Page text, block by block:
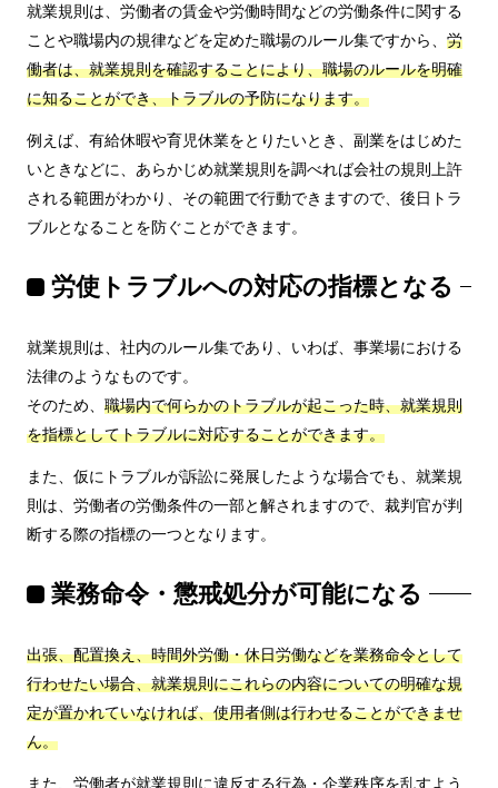
就業規則は、労働者の賃金や労働時間などの労働条件に関する
ことや職場内の規律などを定めた職場のルール集ですから、 労
働者は、就業規則を確認することにより、職場のルールを明確
に知ることができ、トラブルの予防になります。
例えば、有給休暇や育児休業をとりたいとき、副業をはじめた
いときなどに、あらかじめ就業規則を調べれば会社の規則上許
される範囲がわかり、その範囲で行動できますので、後日トラ
ブルとなることを防ぐことができます。
労使トラブルへの対応の指標となる
就業規則は、社内のルール集であり、いわば、事業場における
法律のようなものです。
そのため、 職場内で何らかのトラブルが起こった時、就業規則
を指標としてトラブルに対応することができます。
また、仮にトラブルが訴訟に発展したような場合でも、就業規
則は、労働者の労働条件の一部と解されますので、裁判官が判
断する際の指標の一つとなります。
業務命令・懲戒処分が可能になる
出張、配置換え、時間外労働・休日労働などを業務命令として
行わせたい場合、就業規則にこれらの内容についての明確な規
定が置かれていなければ、使用者側は行わせることができませ
ん。
また、労働者が就業規則に違反する行為・企業秩序を乱すよう